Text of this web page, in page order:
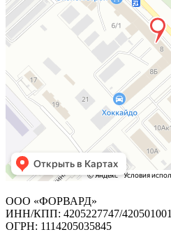
ООО «ФОРВАРД»
ИНН/КПП: 4205227747/420501001
ОГРН: 1114205035845